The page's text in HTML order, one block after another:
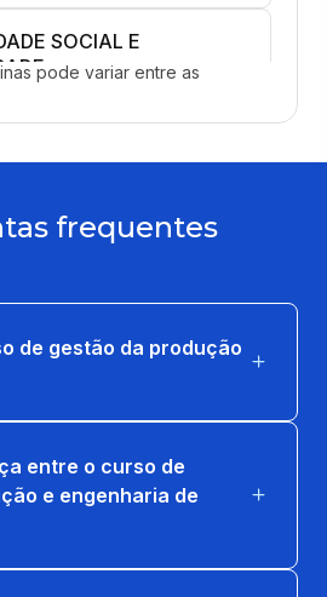
SOCIAL E
TRABALHISTA E
TRABALHO
pode variar entre as
frequentes
de gestão da produção
entre o curso de
e engenharia de